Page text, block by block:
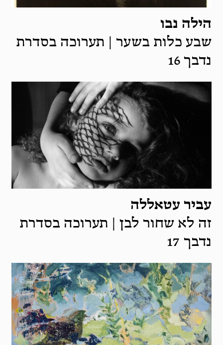
הילה נבו
שבע כלות בשער | תערוכה בסדרת
נדבך 16
עביר עטאללה
זה לא שחור לבן | תערוכה בסדרת
נדבך 17